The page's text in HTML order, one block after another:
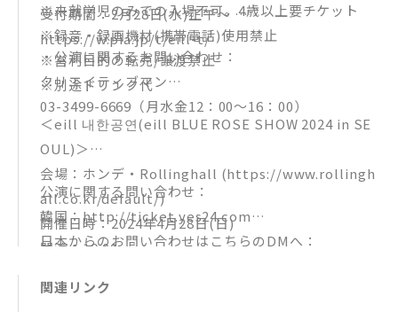
※未就学児のみでの入場不可。4歳以上要チケット
※録音・録画機材(携帯電話)使用禁止
※営利目的の転売/譲渡禁止
※別途ドリンク代
受付期間：2月28日(水)正午〜
https://w.pia.jp/t/eill-t/
・公演に関するお問い合わせ：
クリエイティブマン
03-3499-6669（月水金12：00～16：00）
＜eill 내한공연(eill BLUE ROSE SHOW 2024 in SE
OUL)＞
会場：ホンデ・Rollinghall (https://www.rollingh
all.co.kr/default/)
開催日時：2024年4月28日(日)
開演：19:00
チケット販売URL：http://ticket.yes24.com/Perf/
公演に関する問い合わせ：
韓国：http://ticket.yes24.com
日本からのお問い合わせはこちらのDMへ：
関連リンク